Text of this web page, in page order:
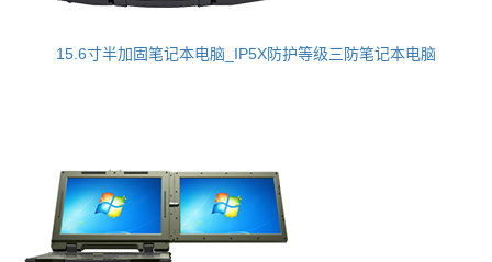
15.6寸半加固笔记本电脑_IP5X防护等级三防笔记本电脑